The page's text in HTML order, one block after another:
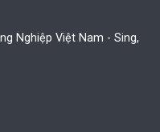
Nghiệp Việt Nam - Sing,